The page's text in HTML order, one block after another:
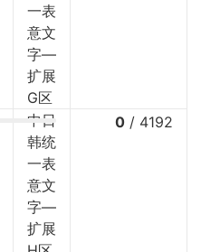
一表
意文
字—
扩展
G区
中日
韩统
一表
意文
字—
扩展
0 / 4192